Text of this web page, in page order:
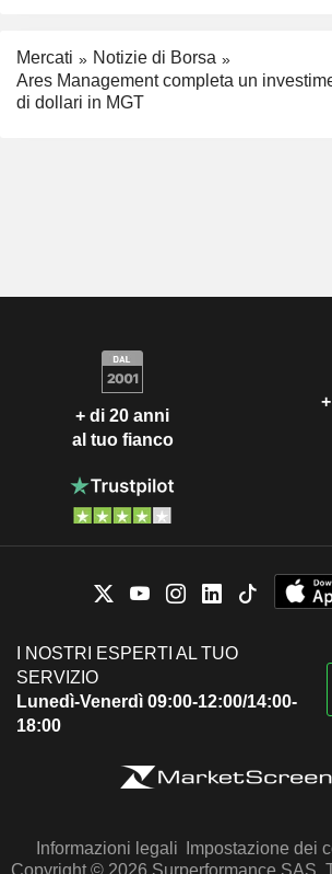
Mercati
Notizie di Borsa
Ares Management completa un
di dollari in MGT
+ di 20 anni
al tuo fianco
I NOSTRI ESPERTI AL TUO
SERVIZIO
Lunedì-Venerdì 09:00-12:00/14:00-
18:00
Informazioni legali Impostazione dei